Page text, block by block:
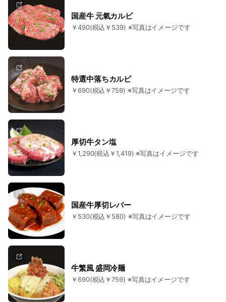
国産牛 元氣カルビ
￥490(税込￥539) ※写真はイメージです
特選中落ちカルビ
￥690(税込￥759) ※写真はイメージです
厚切牛タン塩
￥1,290(税込￥1,419) ※写真はイメージです
国産牛厚切レバー
￥530(税込￥580) ※写真はイメージです
牛繁風 盛岡冷麺
￥690(税込￥759) ※写真はイメージです